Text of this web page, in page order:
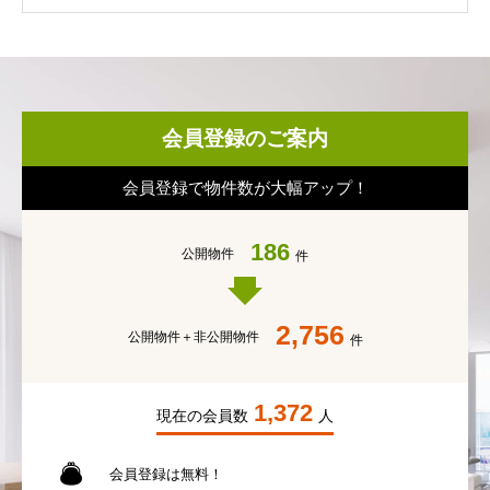
会員登録のご案内
会員登録で物件数が大幅アップ！
公開物件 186 件
公開物件＋非公開物件 2,756 件
現在の会員数 1,372 人
会員登録は無料！